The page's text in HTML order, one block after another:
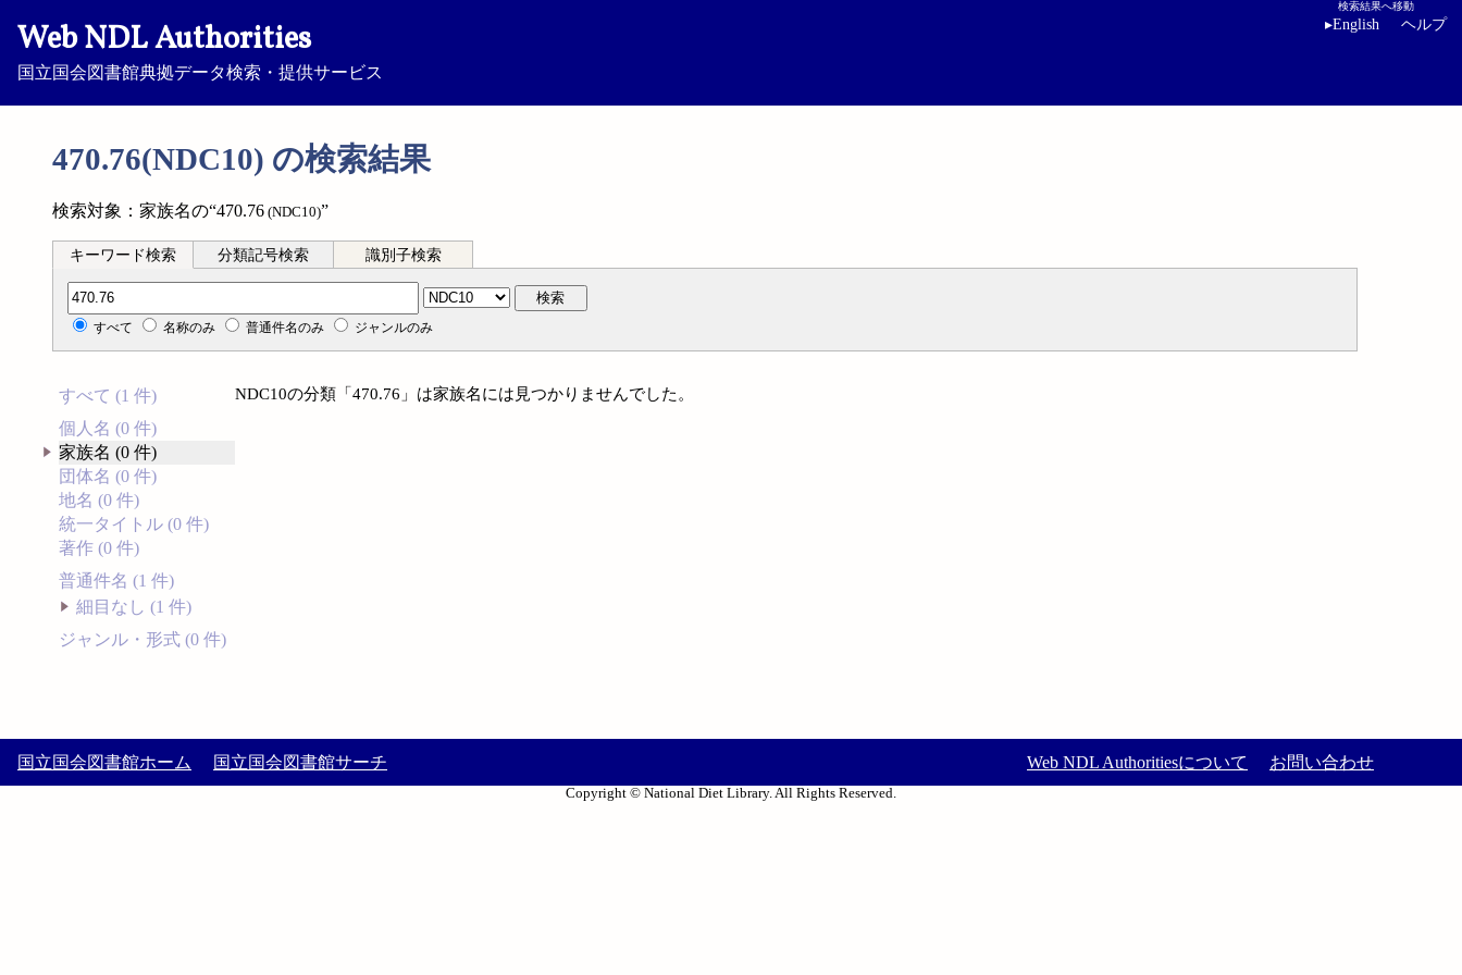
Web NDL Authorities
国立国会図書館典拠データ検索・提供サービス
検索結果へ移動
▸English ヘルプ
470.76(NDC10) の検索結果
検索対象：家族名の“470.76 (NDC10)”
キーワード検索 分類記号検索 識別子検索
分類記号検索 検索
すべて 名称のみ 普通件名のみ ジャンルのみ
すべて (1 件)
個人名 (0 件)
家族名 (0 件)
団体名 (0 件)
地名 (0 件)
統一タイトル (0 件)
著作 (0 件)
普通件名 (1 件)
細目なし (1 件)
ジャンル・形式 (0 件)
NDC10の分類「470.76」は家族名には見つかりませんでした。
国立国会図書館ホーム 国立国会図書館サーチ Web NDL Authoritiesについて お問い合わせ
Copyright © National Diet Library. All Rights Reserved.